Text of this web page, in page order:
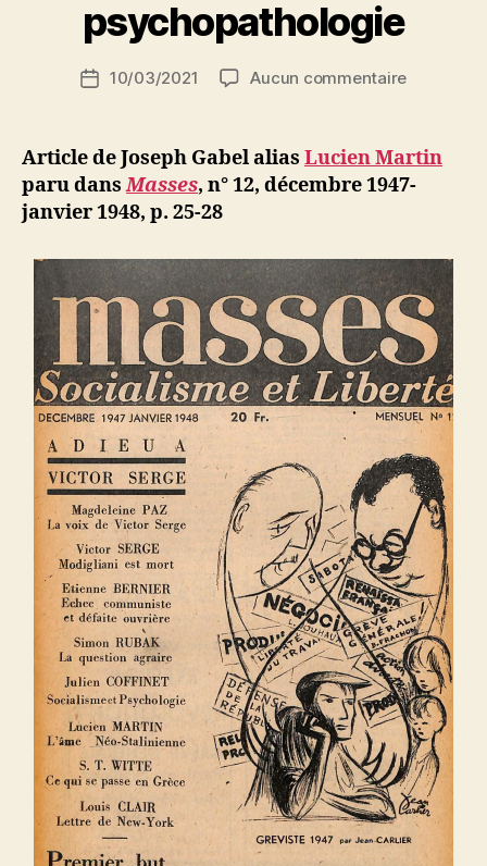
psychopathologie
N
ji
b
Date10/03/2021 Aucun commentairesur
:
L’âme
d’une
Article de Joseph Gabel alias Lucien Martin
paru dansMasses, n° 12, décembre 1947-
janvier 1948, p. 25-28